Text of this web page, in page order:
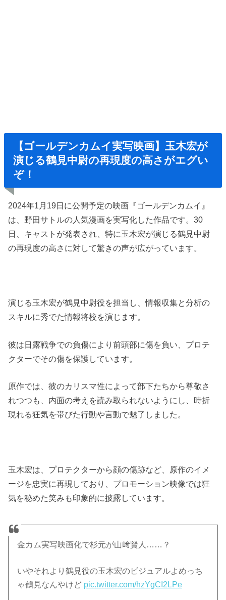
【ゴールデンカムイ実写映画】玉木宏が
演じる鶴見中尉の再現度の高さがエグい
ぞ！
2024年1月19日に公開予定の映画『ゴールデンカムイ』
は、野田サトルの人気漫画を実写化した作品です。30
日、キャストが発表され、特に玉木宏が演じる鶴見中尉
の再現度の高さに対して驚きの声が広がっています。
演じる玉木宏が鶴見中尉役を担当し、情報収集と分析の
スキルに秀でた情報将校を演じます。
彼は日露戦争での負傷により前頭部に傷を負い、プロテ
クターでその傷を保護しています。
原作では、彼のカリスマ性によって部下たちから尊敬さ
れつつも、内面の考えを読み取られないようにし、時折
現れる狂気を帯びた行動や言動で魅了しました。
玉木宏は、プロテクターから顔の傷跡など、原作のイメ
ージを忠実に再現しており、プロモーション映像では狂
気を秘めた笑みも印象的に披露しています。
金カム実写映画化で杉元が山﨑賢人……？
いやそれより鶴見役の玉木宏のビジュアルよめっち
ゃ鶴見なんやけど pic.twitter.com/hzYgCI2LPe